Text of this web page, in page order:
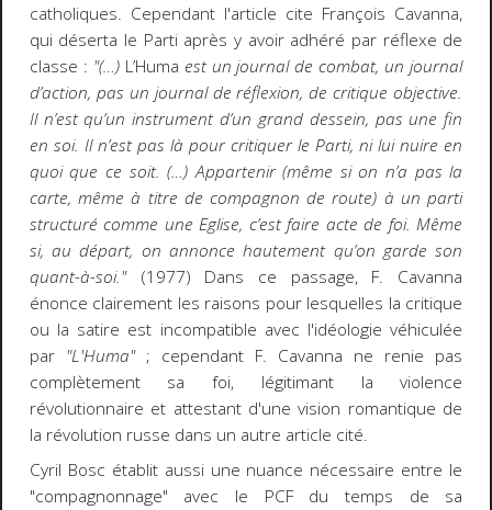
catholiques. Cependant l'article cite François Cavanna,
qui déserta le Parti après y avoir adhéré par réflexe de
classe : "(…) L’Huma est un journal de combat, un journal
d’action, pas un journal de réflexion, de critique objective.
Il n’est qu’un instrument d’un grand dessein, pas une fin
en soi. Il n’est pas là pour critiquer le Parti, ni lui nuire en
quoi que ce soit. (…) Appartenir (même si on n’a pas la
carte, même à titre de compagnon de route) à un parti
structuré comme une Eglise, c’est faire acte de foi. Même
si, au départ, on annonce hautement qu’on garde son
quant-à-soi."(1977) Dans ce passage, F. Cavanna
énonce clairement les raisons pour lesquelles la critique
ou la satire est incompatible avec l'idéologie véhiculée
par "L'Huma"; cependant F. Cavanna ne renie pas
complètement sa foi, légitimant la violence
révolutionnaire et attestant d'une vision romantique de
la révolution russe dans un autre article cité.
Cyril Bosc établit aussi une nuance nécessaire entre le
"compagnonnage" avec le PCF du temps de sa